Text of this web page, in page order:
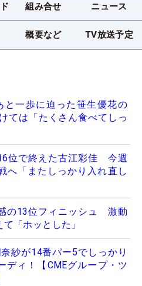
組み合せ ニュース
概要など TV放送予定
と一歩に迫った笹生優花の
ては「たくさん食べてしっ
位で終えた古江彩佳 今週
へ「またしっかり入れ直し
の13位フィニッシュ 激動
「ホッとした」
奈紗が14番パー5でしっかり
ディ！【CMEグループ・ツ